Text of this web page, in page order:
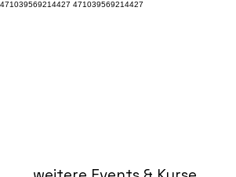
471039569214427 471039569214427